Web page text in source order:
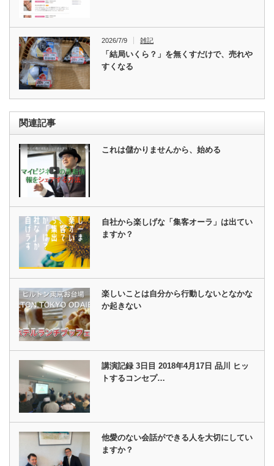
2026/7/9 雑記
「結局いくら？」を無くすだけで、売れや
すくなる
関連記事
これは儲かりませんから、始める
自社から楽しげな「集客オーラ」は出てい
ますか？
楽しいことは自分から行動しないとなかな
か起きない
講演記録 3日目 2018年4月17日 品川 ヒッ
トするコンセプ…
他愛のない会話ができる人を大切にしてい
ますか？